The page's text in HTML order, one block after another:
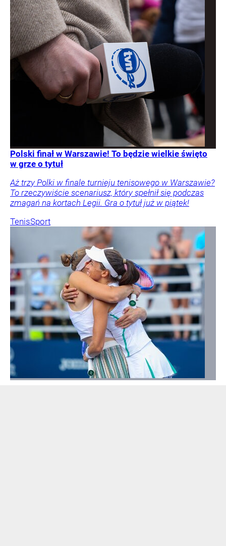
Polski finał w Warszawie! To będzie wielkie święto
w grze o tytuł
Aż trzy Polki w finale turnieju tenisowego w Warszawie?
To rzeczywiście scenariusz, który spełnił się podczas
zmagań na kortach Legii. Gra o tytuł już w piątek!
TenisSport